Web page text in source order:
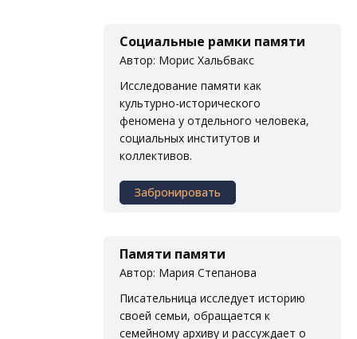
Социальные рамки памяти
Автор: Морис Хальбвакс
Исследование памяти как
культурно-исторического
феномена у отдельного человека,
социальных институтов и
коллективов.
Забронировать
Памяти памяти
Автор: Мария Степанова
Писательница исследует историю
своей семьи, обращается к
семейному архиву и рассуждает о